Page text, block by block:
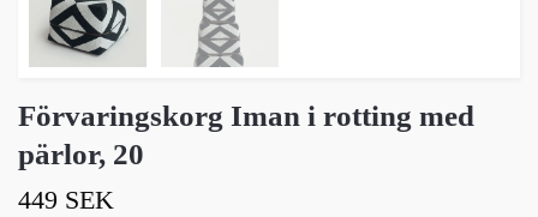
Förvaringskorg Iman i rotting med
pärlor, 20
449 SEK